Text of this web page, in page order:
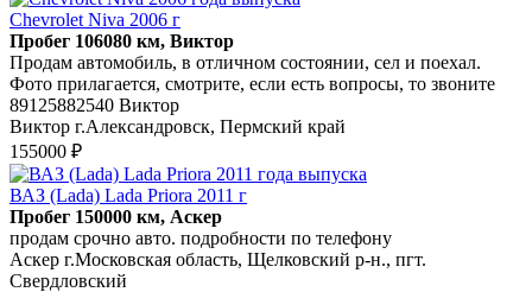
Chevrolet Niva 2006 г
Пробег 106080 км, Виктор
Продам автомобиль, в отличном состоянии, сел и поехал.
Фото прилагается, смотрите, если есть вопросы, то звоните
89125882540 Виктор
Виктор г.Александровск, Пермский край
155000 ₽
ВАЗ (Lada) Lada Priora 2011 г
Пробег 150000 км, Аскер
продам срочно авто. подробности по телефону
Аскер г.Московская область, Щелковский р-н., пгт.
Свердловский